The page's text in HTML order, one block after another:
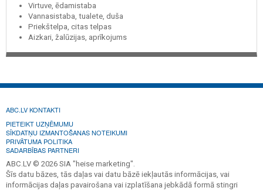
Virtuve, ēdamistaba
Vannasistaba, tualete, duša
Priekštelpa, citas telpas
Aizkari, žalūzijas, aprīkojums
ABC.LV KONTAKTI
PIETEIKT UZŅĒMUMU
SĪKDATŅU IZMANTOŠANAS NOTEIKUMI
PRIVĀTUMA POLITIKA
SADARBĪBAS PARTNERI
ABC.LV © 2026 SIA "heise marketing".
Šīs datu bāzes, tās daļas vai datu bāzē iekļautās informācijas, vai
informācijas daļas pavairošana vai izplatīšana jebkādā formā stingri